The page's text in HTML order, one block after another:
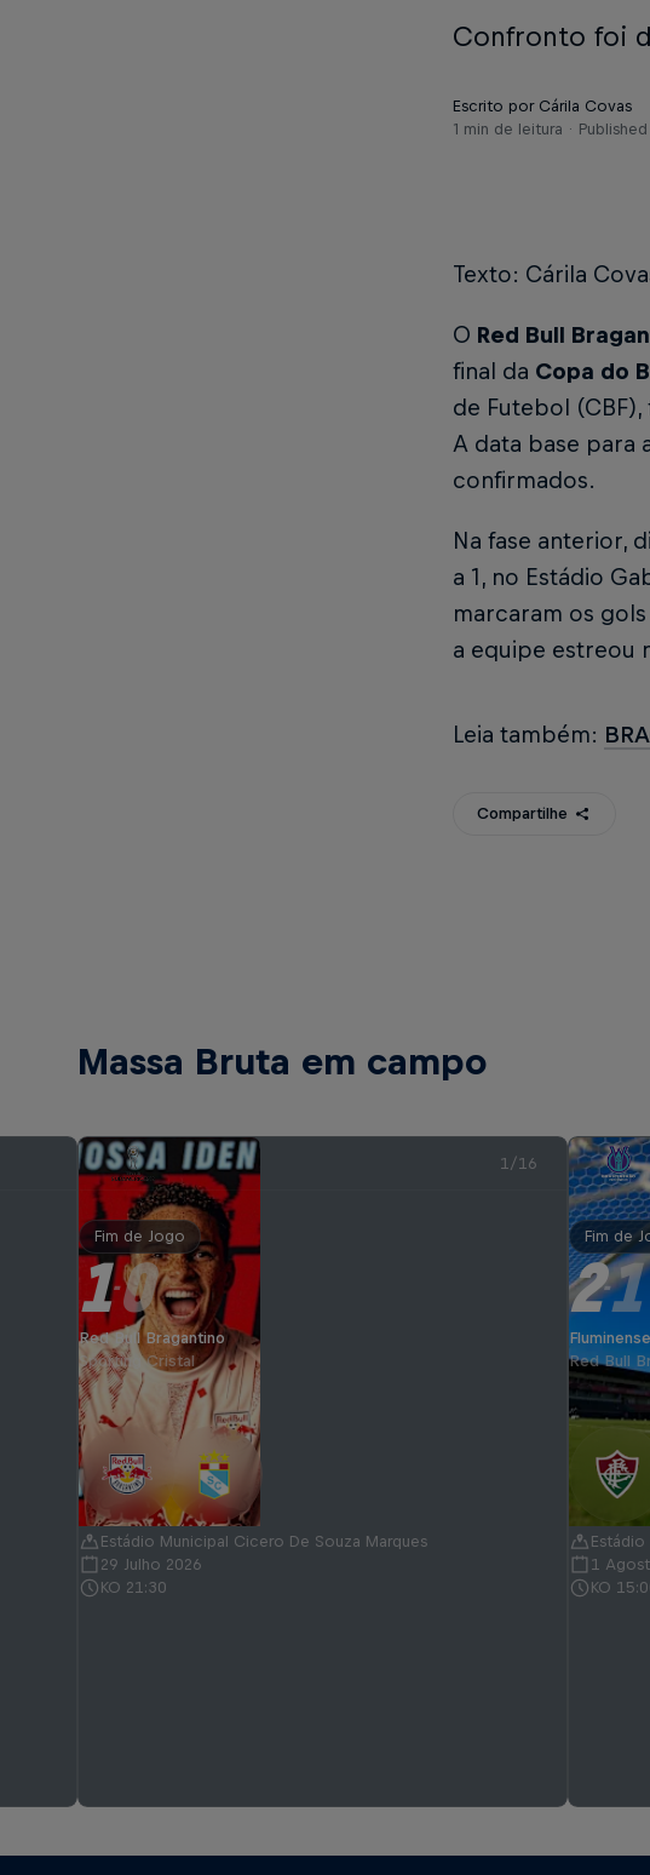
Confronto foi
Escrito por Cárila Covas
1 min de leitura
Texto: Cárila
O Red Bull
final da Copa do
de Futebol
A data base para
confirmados.
Na fase anterior,
a 1, no Estádio
marcaram os
a equipe estreou
Leia também:
Compartilhe
Massa Bruta em campo
1/16
Fim de Jogo
1-0
Red Bull Bragantino
Sporting Cristal
Estádio Municipal Cicero De Souza Marques
29 Julho 2026
KO 21:30
Fim de
2-1
Fluminense
Red Bull
Estádio
1
KO